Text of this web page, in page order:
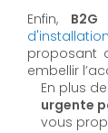
Enfin, B2G
proposant
embellir
En plus
urgente
vous